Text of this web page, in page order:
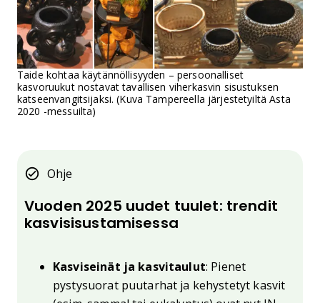
Taide kohtaa käytännöllisyyden – persoonalliset
kasvoruukut nostavat tavallisen viherkasvin sisustuksen
katseenvangitsijaksi. (Kuva Tampereella järjestetyiltä Asta
2020 -messuilta)
Ohje
Vuoden 2025 uudet tuulet: trendit
kasvisisustamisessa
Kasviseinät ja kasvitaulut: Pienet
pystysuorat puutarhat ja kehystetyt kasvit